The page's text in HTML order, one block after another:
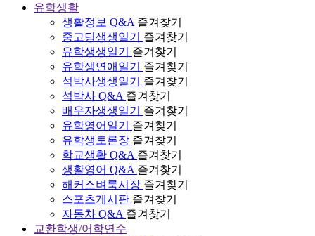
유학생활
생활정보 Q&A 즐겨찾기
중고딩생생일기
즐겨찾기
유학생생일기
즐겨찾기
유학생연애일기
즐겨찾기
석박사생생일기
즐겨찾기
석박사 Q&A 즐겨찾기
배우자생생일기
즐겨찾기
유학영어일기
즐겨찾기
유학생토론장 즐겨찾기
학교생활 Q&A 즐겨찾기
생활영어 Q&A 즐겨찾기
해커스벼룩시장 즐겨찾기
스포츠게시판 즐겨찾기
자동차 Q&A 즐겨찾기
교환학생/어학연수